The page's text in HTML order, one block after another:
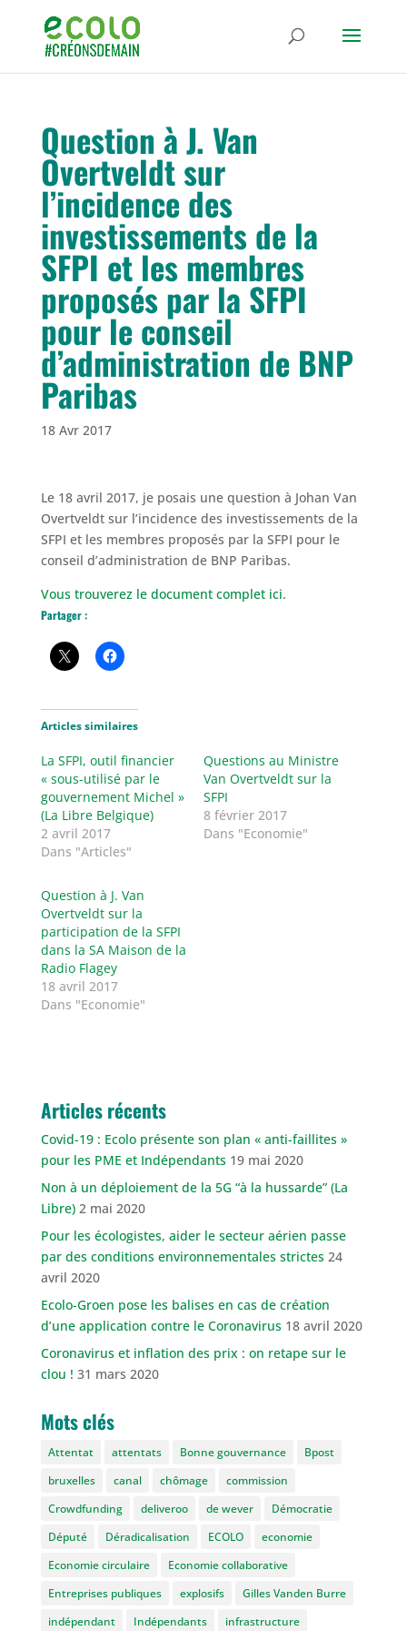
Question à J. Van
Overtveldt sur
l’incidence des
investissements de la
SFPI et les membres
proposés par la SFPI
pour le conseil
d’administration de BNP
Paribas
18 Avr 2017
Le 18 avril 2017, je posais une question à Johan Van
Overtveldt sur l’incidence des investissements de la
SFPI et les membres proposés par la SFPI pour le
conseil d’administration de BNP Paribas.
Vous trouverez le document complet ici.
Partager :
Articles similaires
La SFPI, outil financier
« sous-utilisé par le
gouvernement Michel »
(La Libre Belgique)
2 avril 2017
Dans "Articles"
Questions au Ministre
Van Overtveldt sur la
SFPI
8 février 2017
Dans "Economie"
Question à J. Van
Overtveldt sur la
participation de la SFPI
dans la SA Maison de la
Radio Flagey
18 avril 2017
Dans "Economie"
Articles récents
Covid-19 : Ecolo présente son plan « anti-faillites »
pour les PME et Indépendants 19 mai 2020
Non à un déploiement de la 5G “à la hussarde” (La
Libre) 2 mai 2020
Pour les écologistes, aider le secteur aérien passe
par des conditions environnementales strictes 24
avril 2020
Ecolo-Groen pose les balises en cas de création
d’une application contre le Coronavirus 18 avril 2020
Coronavirus et inflation des prix : on retape sur le
clou ! 31 mars 2020
Mots clés
Attentat attentats Bonne gouvernance
Bpost
bruxelles
canal chômage
commission
Crowdfunding
deliveroo de wever
Démocratie
Député
Déradicalisation ECOLO
economie
Economie circulaire
Economie collaborative
Entreprises publiques
explosifs
Gilles Vanden Burre
indépendant
Indépendants infrastructure